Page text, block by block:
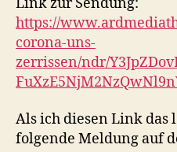
https://
corona-uns-
zerrissen/ndr/
Als ich diesen Link das
folgende Meldung auf